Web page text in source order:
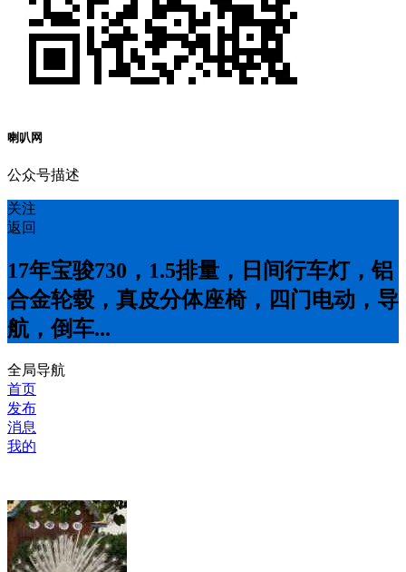
喇叭网
公众号描述
关注
返回
17年宝骏730，1.5排量，日间行车灯，铝
合金轮毂，真皮分体座椅，四门电动，导
航，倒车...
全局导航
首页
发布
消息
我的